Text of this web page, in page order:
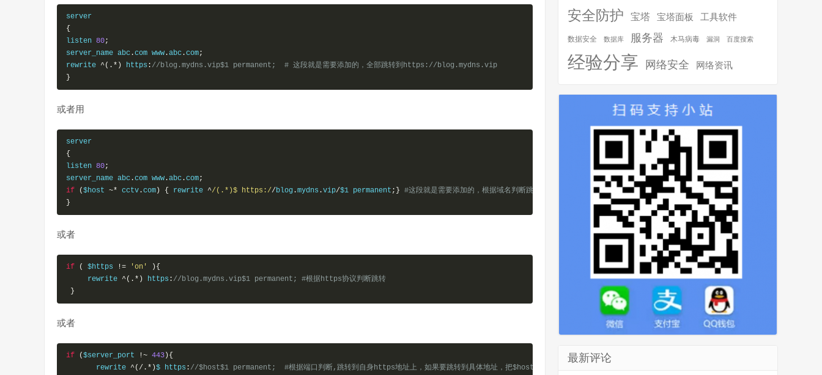
{
listen 80;
server_name abc .com www .abc .com;
rewrite ^(.*) https : //blog.mydns.vip$1 permanent;
# 这段就是需要添加的，全部跳转到https://blog.mydns.vip
}
或者用
{
listen 80;
server_name abc .com www .abc .com;
if
($host ~* cctv .com ) { rewrite ^/(.*)$ https://blog .mydns .vip/$1 permanent ; } #这段就是需要添加的，根据域名判断跳转,适合A跳转到B这种需求
}
或者
if ( $https != 'on'
){
rewrite ^(.*) https : //blog.mydns.vip$1 permanent;
#根据https协议判断跳转
}
或者
if ($server_port !~ 443 ){
rewrite ^(/.*)$ https : //$host$1 permanent;
  #根据端口判断,跳转到自身https地址上，如果要跳转到具体地址，把$host修改为具体域名
安全防护 宝塔 宝塔面板 工具软件
数据安全 数据库 服务器 木马病毒 漏洞 百度搜索
经验分享 网络安全 网络资讯
最新评论